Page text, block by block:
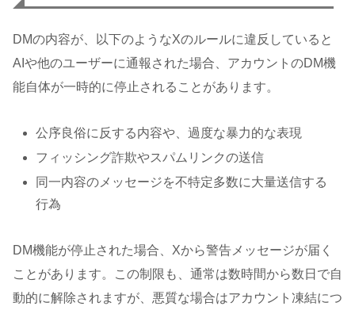
DMの内容が、以下のようなXのルールに違反していると
AIや他のユーザーに通報された場合、アカウントのDM機
能自体が一時的に停止されることがあります。
公序良俗に反する内容や、過度な暴力的な表現
フィッシング詐欺やスパムリンクの送信
同一内容のメッセージを不特定多数に大量送信する
行為
DM機能が停止された場合、Xから警告メッセージが届く
ことがあります。この制限も、通常は数時間から数日で自
動的に解除されますが、悪質な場合はアカウント凍結につ